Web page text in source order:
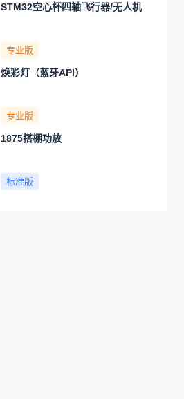
STM32空心杯四轴飞行器/无人机
专业版
焕彩灯（蓝牙API）
专业版
1875搭棚功放
标准版